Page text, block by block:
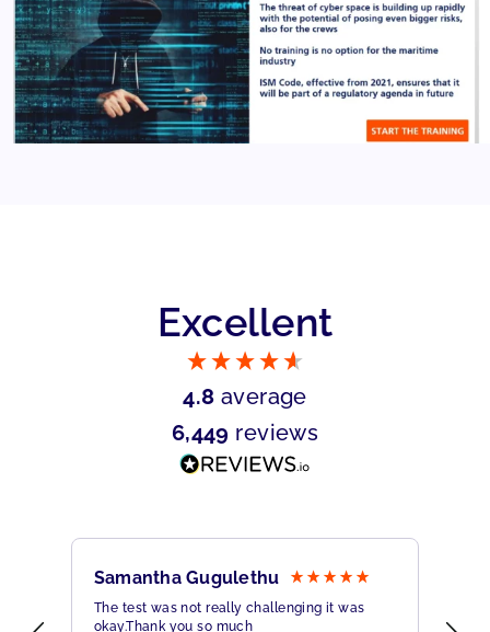
Excellent
4.8 average
6,449 reviews
Samantha Gugulethu
The test was not really challenging it was
okay.Thank you so much